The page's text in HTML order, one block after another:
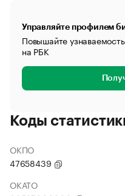
Управляйте профилем
Повышайте
на РБК
Коды
ОКПО
47658439
ОКАТО